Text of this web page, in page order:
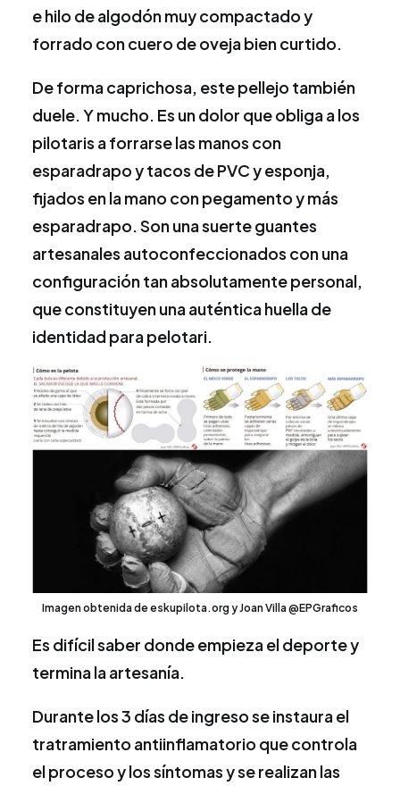
e hilo de algodón muy compactado y
forrado con cuero de oveja bien curtido.
De forma caprichosa, este pellejo también
duele. Y mucho. Es un dolor que obliga a los
pilotaris a forrarse las manos con
esparadrapo y tacos de PVC y esponja,
fijados en la mano con pegamento y más
esparadrapo. Son una suerte guantes
artesanales autoconfeccionados con una
configuración tan absolutamente personal,
que constituyen una auténtica huella de
identidad para pelotari.
Imagen obtenida de eskupilota.org y Joan Villa @EPGraficos
Es difícil saber donde empieza el deporte y
termina la artesanía.
Durante los 3 días de ingreso se instaura el
tratramiento antiinflamatorio que controla
el proceso y los síntomas y se realizan las